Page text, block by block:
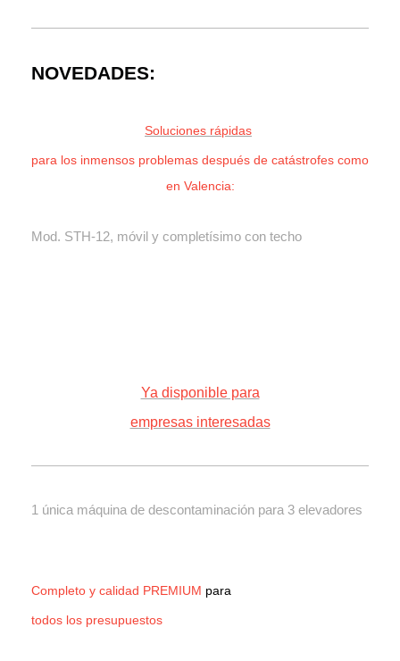
NOVEDADES:
Soluciones rápidas
para los inmensos problemas después de catástrofes como
en Valencia:
Mod. STH-12, móvil y completísimo con techo
Ya disponible para
empresas interesadas
1 única máquina de descontaminación para 3 elevadores
Completo y calidad PREMIUM para
todos los presupuestos